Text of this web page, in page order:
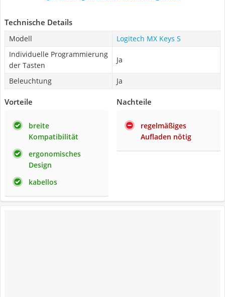
Technische Details
Modell
Logitech MX Keys S
Individuelle Programmierung
der Tasten
Ja
Beleuchtung Ja
Vorteile
breite
Kompatibilität
ergonomisches
Design
kabellos
Nachteile
regelmäßiges
Aufladen nötig